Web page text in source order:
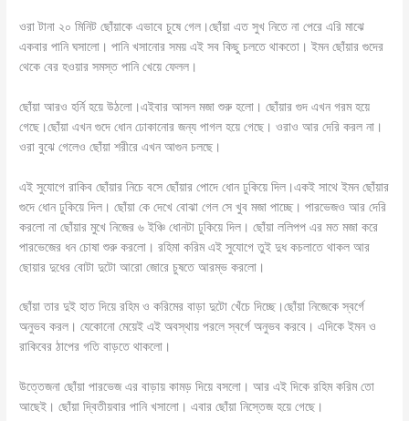
ওরা টানা ২০ মিনিট ছোঁয়াকে এভাবে চুষে গেল।ছোঁয়া এত সুখ নিতে না পেরে এরি মাঝে
একবার পানি ঘসালো। পানি খসানোর সময় এই সব কিছু চলতে থাকতো। ইমন ছোঁয়ার গুদের
থেকে বের হওয়ার সমস্ত পানি খেয়ে ফেলল।
ছোঁয়া আরও হর্নি হয়ে উঠলো।এইবার আসল মজা শুরু হলো। ছোঁয়ার গুদ এখন গরম হয়ে
গেছে।ছোঁয়া এখন গুদে ধোন ঢোকানোর জন্য পাগল হয়ে গেছে। ওরাও আর দেরি করল না।
ওরা বুঝে গেলেও ছোঁয়া শরীরে এখন আগুন চলছে।
এই সুযোগে রাকিব ছোঁয়ার নিচে বসে ছোঁয়ার পোদে ধোন ঢুকিয়ে দিল।একই সাথে ইমন ছোঁয়ার
গুদে ধোন ঢুকিয়ে দিল। ছোঁয়া কে দেখে বোঝা গেল সে খুব মজা পাচ্ছে। পারভেজও আর দেরি
করলো না ছোঁয়ার মুখে নিজের ৬ ইঞ্চি ধোনটা ঢুকিয়ে দিল। ছোঁয়া ললিপপ এর মত মজা করে
পারভেজের ধন চোষা শুরু করলো। রহিমা করিম এই সুযোগে তুই দুধ কচলাতে থাকল আর
ছোয়ার দুধের বোটা দুটো আরো জোরে চুষতে আরম্ভ করলো।
ছোঁয়া তার দুই হাত দিয়ে রহিম ও করিমের বাড়া দুটো খেঁচে দিচ্ছে।ছোঁয়া নিজেকে স্বর্গে
অনুভব করল। যেকোনো মেয়েই এই অবস্থায় পরলে স্বর্গে অনুভব করবে। এদিকে ইমন ও
রাকিবের ঠাপের গতি বাড়তে থাকলো।
উত্তেজনা ছোঁয়া পারভেজ এর বাড়ায় কামড় দিয়ে বসলো। আর এই দিকে রহিম করিম তো
আছেই। ছোঁয়া দ্বিতীয়বার পানি খসালো। এবার ছোঁয়া নিস্তেজ হয়ে গেছে।